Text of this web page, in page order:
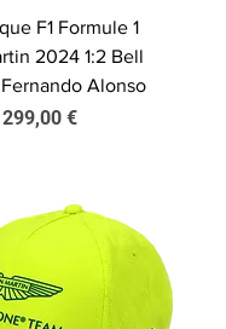
F1 Formule 1
2024 1:2 Bell
Alonso
299,00 €